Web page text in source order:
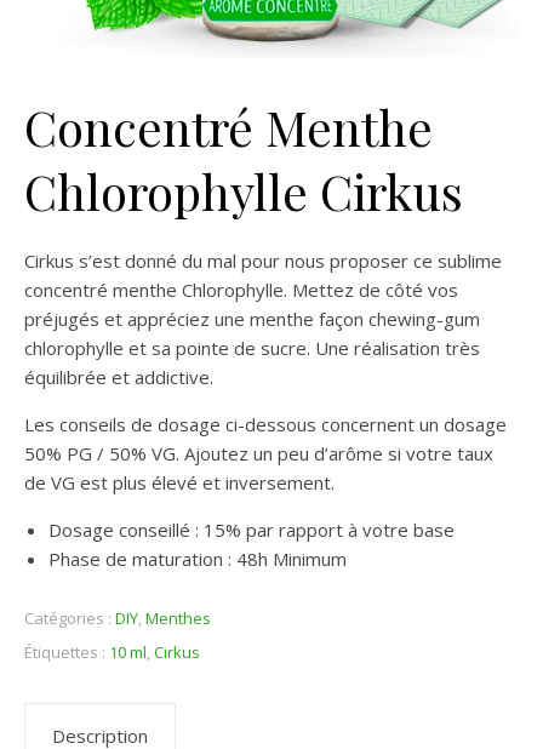
Concentré Menthe
Chlorophylle Cirkus
Cirkus s’est donné du mal pour nous proposer ce sublime
concentré menthe Chlorophylle. Mettez de côté vos
préjugés et appréciez une menthe façon chewing-gum
chlorophylle et sa pointe de sucre. Une réalisation très
équilibrée et addictive.
Les conseils de dosage ci-dessous concernent un dosage
50% PG / 50% VG. Ajoutez un peu d’arôme si votre taux
de VG est plus élevé et inversement.
Dosage conseillé : 15% par rapport à votre base
Phase de maturation : 48h Minimum
Catégories : DIY,Menthes
Étiquettes : 10 ml,Cirkus
Description